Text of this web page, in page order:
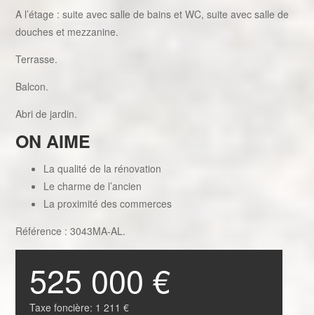
525 000 €
Taxe foncière: 1 211 €
A l’étage : suite avec salle de bains et WC, suite avec salle de
douches et mezzanine.
Terrasse.
Balcon.
Abri de jardin.
ON AIME
La qualité de la rénovation
Le charme de l’ancien
La proximité des commerces
Référence : 3043MA-AL.